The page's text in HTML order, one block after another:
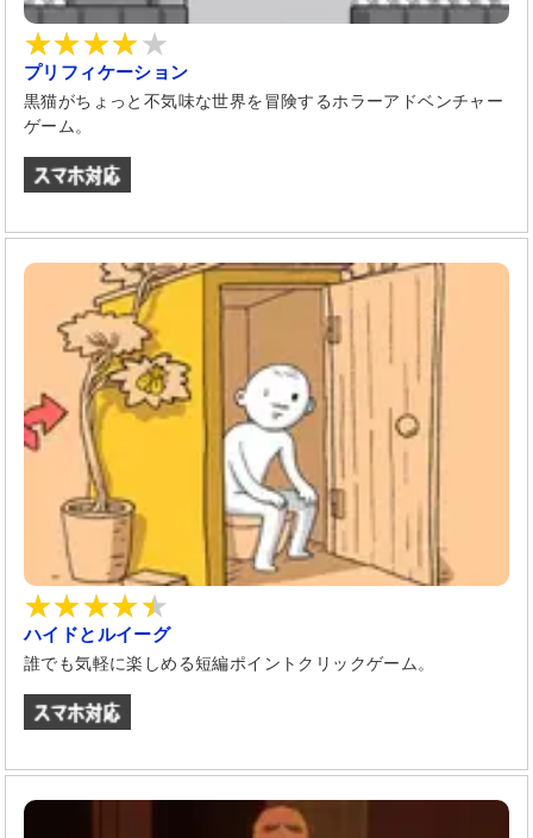
プリフィケーション
黒猫がちょっと不気味な世界を冒険するホラーアドベンチャー
ゲーム。
ハイドとルイーグ
誰でも気軽に楽しめる短編ポイントクリックゲーム。